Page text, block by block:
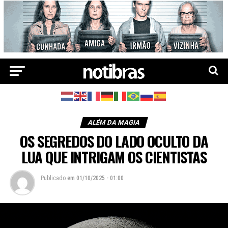
ALÉM DA MAGIA
OS SEGREDOS DO LADO OCULTO DA
LUA QUE INTRIGAM OS CIENTISTAS
Publicado em 01/10/2025 - 01:00